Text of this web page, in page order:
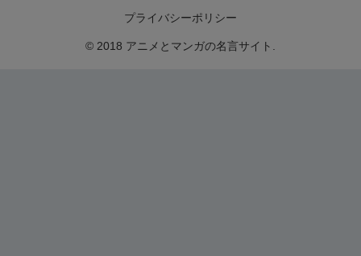
プライバシーポリシー
© 2018 アニメとマンガの名言サイト.